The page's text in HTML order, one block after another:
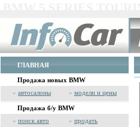
ГЛАВНАЯ
Продажа новых BMW
» автосалоны » модели и цены
Продажа б/у BMW
» поиск авто » продать